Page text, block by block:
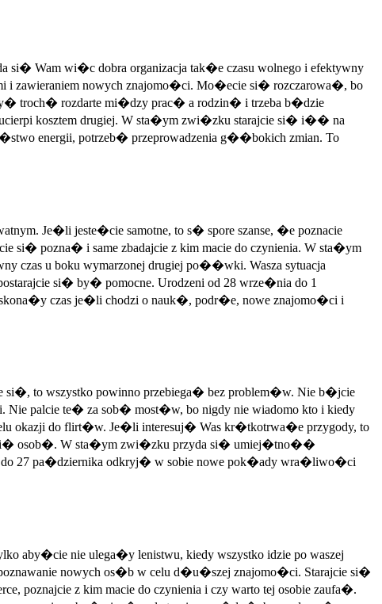
Wam wi�c dobra organizacja tak�e czasu wolnego i efektywny
i zawieraniem nowych znajomo�ci. Mo�ecie si� rozczarowa�, bo
troch� rozdarte mi�dzy prac� a rodzin� i trzeba b�dzie
kosztem drugiej. W sta�ym zwi�zku starajcie si� i�� na
energii, potrzeb� przeprowadzenia g��bokich zmian. To
Je�li jeste�cie samotne, to s� spore szanse, �e poznacie
pozna� i same zbadajcie z kim macie do czynienia. W sta�ym
czas u boku wymarzonej drugiej po��wki. Wasza sytuacja
si� by� pomocne. Urodzeni od 28 wrze�nia do 1
czas je�li chodzi o nauk�, podr�e, nowe znajomo�ci i
to wszystko powinno przebiega� bez problem�w. Nie b�jcie
palcie te� za sob� most�w, bo nigdy nie wiadomo kto i kiedy
okazji do flirt�w. Je�li interesuj� Was kr�tkotrwa�e przygody, to
osob�. W sta�ym zwi�zku przyda si� umiej�tno��
27 pa�dziernika odkryj� w sobie nowe pok�ady wra�liwo�ci
aby�cie nie ulega�y lenistwu, kiedy wszystko idzie po waszej
nowych os�b w celu d�u�szej znajomo�ci. Starajcie si�
poznajcie z kim macie do czynienia i czy warto tej osobie zaufa�.